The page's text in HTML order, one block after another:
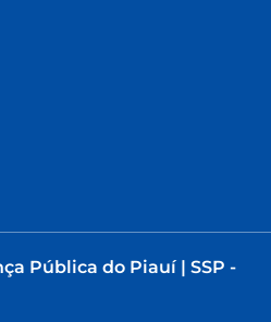
Pública do Piauí | SSP -